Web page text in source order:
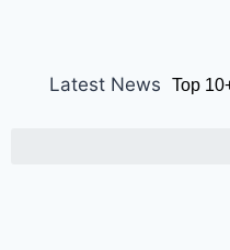
Latest News Top